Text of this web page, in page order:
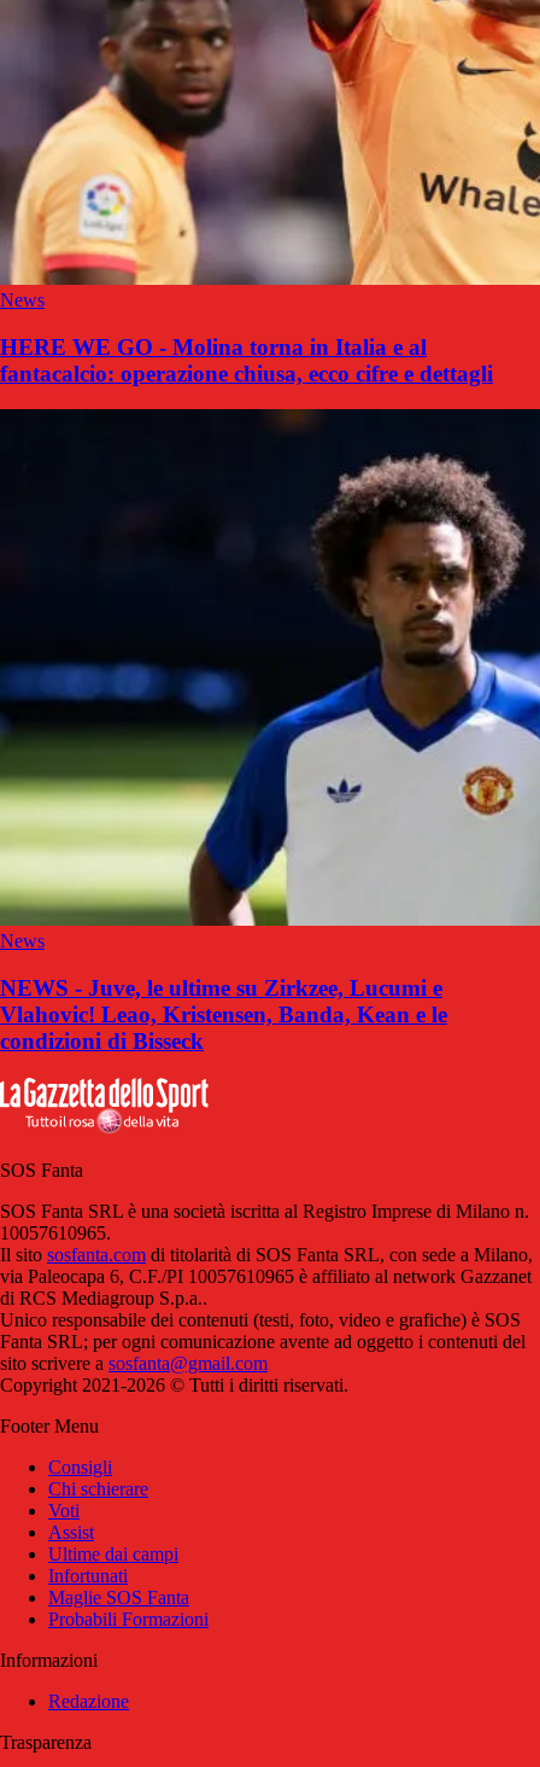
News
HERE WE GO - Molina torna in Italia e al
fantacalcio: operazione chiusa, ecco cifre e dettagli
News
NEWS - Juve, le ultime su Zirkzee, Lucumi e
Vlahovic! Leao, Kristensen, Banda, Kean e le
condizioni di Bisseck
SOS Fanta
SOS Fanta SRL è una società iscritta al Registro Imprese di Milano n.
10057610965.
Il sito sosfanta.com di titolarità di SOS Fanta SRL, con sede a Milano,
via Paleocapa 6, C.F./PI 10057610965 è affiliato al network Gazzanet
di RCS Mediagroup S.p.a..
Unico responsabile dei contenuti (testi, foto, video e grafiche) è SOS
Fanta SRL; per ogni comunicazione avente ad oggetto i contenuti del
sito scrivere a sosfanta@gmail.com
Copyright 2021-2026 © Tutti i diritti riservati.
Footer Menu
Consigli
Chi schierare
Voti
Assist
Ultime dai campi
Infortunati
Maglie SOS Fanta
Probabili Formazioni
Informazioni
Redazione
Trasparenza